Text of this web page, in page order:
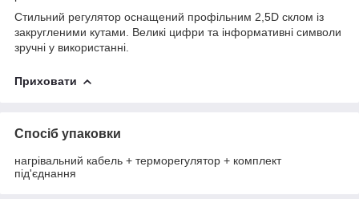
Стильний регулятор оснащений профільним 2,5D склом із
закругленими кутами. Великі цифри та інформативні символи
зручні у використанні.
Приховати
Спосіб упаковки
нагрівальний кабель + терморегулятор + комплект
під'єднання